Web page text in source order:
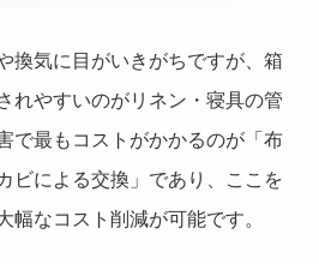
換気に目がいきがちですが、箱
れやすいのがリネン・寝具の管
で最もコストがかかるのが「布
ビによる交換」であり、ここを
幅なコスト削減が可能です。